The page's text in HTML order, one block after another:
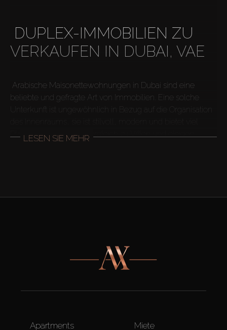
beliebte und gefragte Art von Immobilien. Eine solche
Unterkunft ist ungewöhnlich in Bezug auf die Organisation
Platz zum Leben. Im Vergleich zu Villen und einigen
Die besten
von Ax Capital. Hier finden Sie Luxus-
Maisonettewohnungen in Dubai und vieles mehr von den
LESEN SIE MEHR
Apartments
Miete